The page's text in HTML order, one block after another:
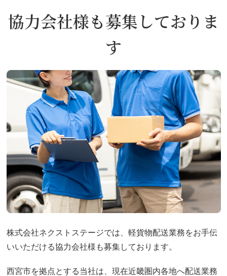
協力会社様も募集しておりま
す
株式会社ネクストステージでは、軽貨物配送業務をお手伝
いいただける協力会社様も募集しております。
西宮市を拠点とする当社は、現在近畿圏内各地へ配送業務